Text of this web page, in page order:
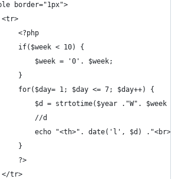
border="1px">
<tr>
<?php
if($week < 10) {
$week = '0'. $week;
}
for($day= 1; $day <= 7; $day++) {
$d = strtotime($year ."W". $week .
//d
echo "<th>". date('l', $d) ."<br>".
}
?>
</tr>